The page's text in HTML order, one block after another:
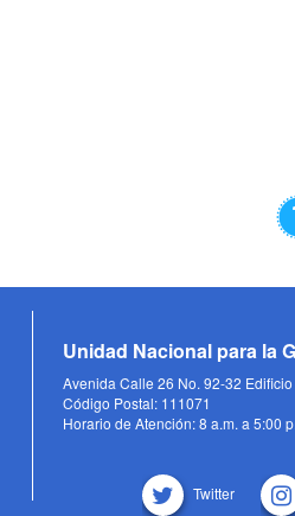
Unidad Nacional para la
Avenida Calle 26 No. 92-32
Código Postal: 111071
Horario de Atención: 8 a.m. a 5:00
Twitter